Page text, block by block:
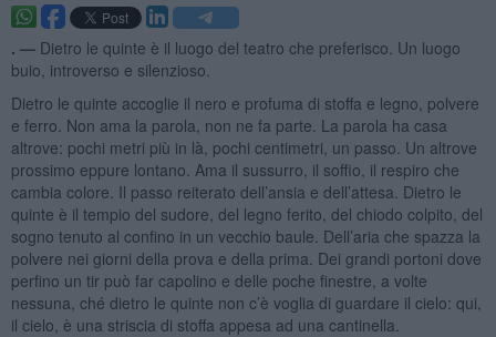
. — Dietro le quinte è il luogo del teatro che preferisco. Un luogo
buio, introverso e silenzioso.
Dietro le quinte accoglie il nero e profuma di stoffa e legno, polvere
e ferro. Non ama la parola, non ne fa parte. La parola ha casa
altrove: pochi metri più in là, pochi centimetri, un passo. Un altrove
prossimo eppure lontano. Ama il sussurro, il soffio, il respiro che
cambia colore. Il passo reiterato dell’ansia e dell’attesa. Dietro le
quinte è il tempio del sudore, del legno ferito, del chiodo colpito, del
sogno tenuto al confino in un vecchio baule. Dell’aria che spazza la
polvere nei giorni della prova e della prima. Dei grandi portoni dove
perfino un tir può far capolino e delle poche finestre, a volte
nessuna, ché dietro le quinte non c’è voglia di guardare il cielo: qui,
il cielo, è una striscia di stoffa appesa ad una cantinella.